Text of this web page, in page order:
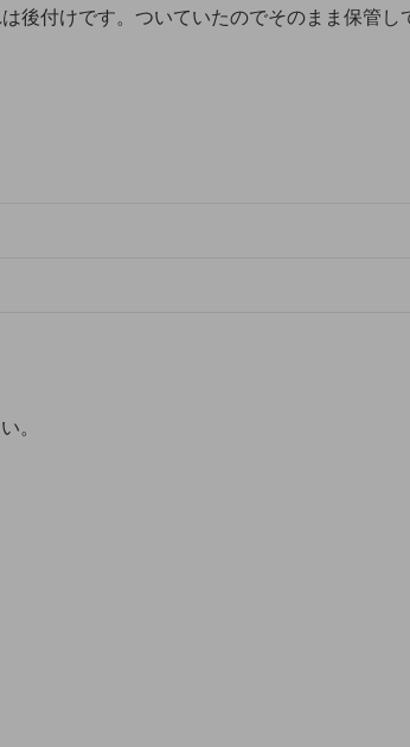
後付けです。ついていたのでそのまま保管し
。